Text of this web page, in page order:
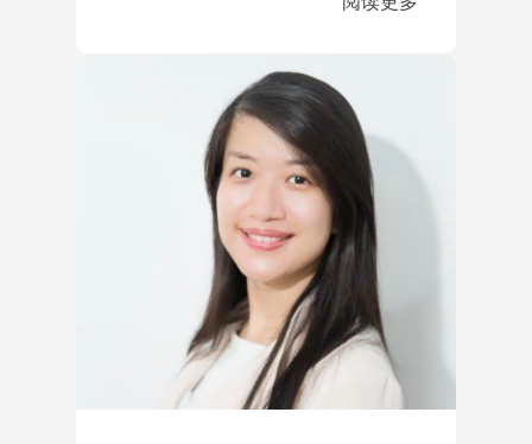
职于考文垂大学国际招生办公室，为
国际学生提供升学咨询、文书指导及
申请规划服务，对海外学校招生流程
及录取标准有着深入理解。
长期从事语言教学工作，教授英语、
拉丁语、法语、德语及西班牙语多
年。她深刻理解学生在语言学习过程
中的挑战与成长需求，并善于帮助学
生建立学习信心、提升沟通表达能力
和学术写作能力。
Charlotte始终热衷于帮助学生寻找最
适合自己的教育发展路径。她结合丰
富的招生经验与个性化指导方式，帮
助学生充分展现自身优势，成功获得
众多世界顶尖大学及中学录取，包括
伦敦大学学院（UCL）、华威大学
（University of Warwick）、伯明翰
大学（University of Birmingham）、
菲利普斯安多佛学校（Phillips
Academy Andover）、乔特罗斯玛丽